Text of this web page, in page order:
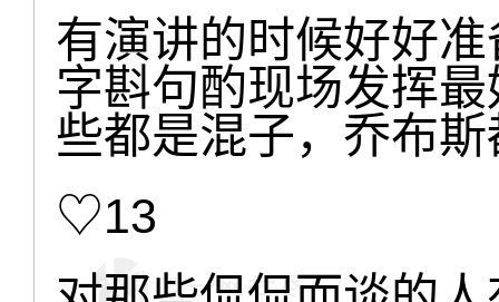
有演讲的时候好好
字斟句酌现场发挥
些都是混子，乔布
♡13